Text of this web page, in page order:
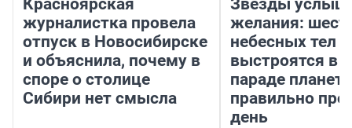
Красноярская
журналистка провела
отпуск в Новосибирске
и объяснила, почему в
споре о столице
Сибири нет смысла
Звезды
желания:
небесных тел
выстроятся в
параде планет
правильно
день